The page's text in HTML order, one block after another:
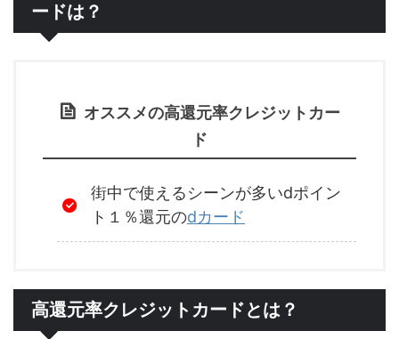
ードは？
オススメの高還元率クレジットカー
ド
街中で使えるシーンが多いdポイン
ト１％還元のdカード
高還元率クレジットカードとは？